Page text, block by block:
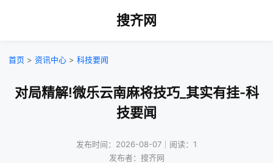
搜齐网
首页 > 资讯中心 > 科技要闻
对局精解!微乐云南麻将技巧_其实有挂-科
技要闻
发布时间：2026-08-07｜阅读：1
发布者：搜齐网